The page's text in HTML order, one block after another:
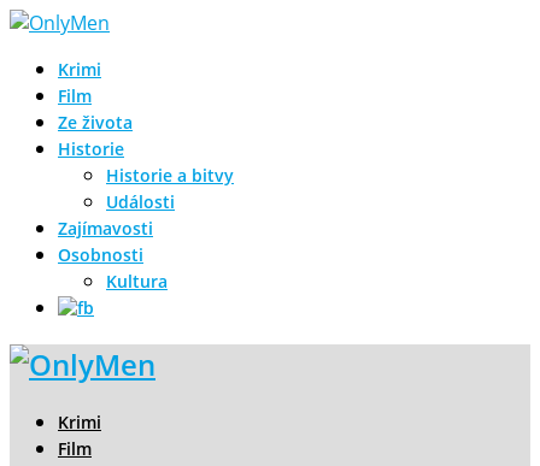
Krimi
Film
Ze života
Historie
Historie a bitvy
Události
Zajímavosti
Osobnosti
Kultura
Krimi
Film